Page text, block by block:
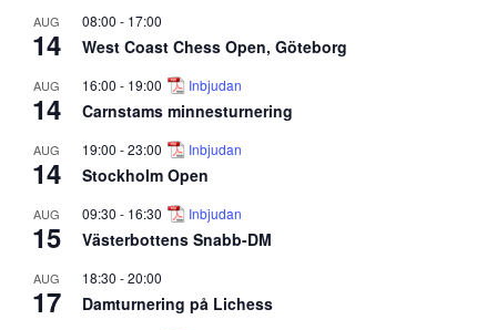
AUG
14
08:00 - 17:00
West Coast Chess Open, Göteborg
AUG
14
16:00 - 19:00 Inbjudan
Carnstams minnesturnering
AUG
14
19:00 -23:00 Inbjudan
Stockholm Open
AUG
15
09:30 - 16:30 Inbjudan
Västerbottens Snabb-DM
AUG
17
18:30 -20:00
Damturnering på Lichess